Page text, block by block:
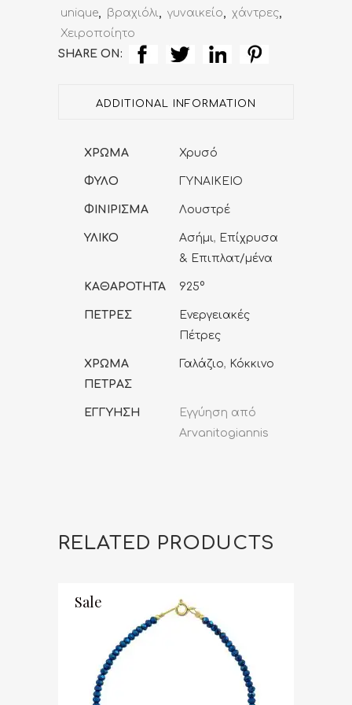
quantity
unique, βραχιόλι, γυναικείο, χάντρες,
Χειροποίητο
SHARE ON:
ADDITIONAL INFORMATION
ΧΡΩΜΑ Χρυσό
ΦΥΛΟ ΓΥΝΑΙΚΕΙΟ
ΦΙΝΙΡΙΣΜΑ Λουστρέ
ΥΛΙΚΟ Ασήμι, Επίχρυσα
& Επιπλατ/μένα
ΚΑΘΑΡΟΤΗΤΑ 925°
ΠΕΤΡΕΣ
Ενεργειακές
Πέτρες
ΧΡΩΜΑ
ΠΕΤΡΑΣ
Γαλάζιο, Κόκκινο
ΕΓΓΥΗΣΗ
Εγγύηση από
Arvanitogiannis
RELATED PRODUCTS
Sale